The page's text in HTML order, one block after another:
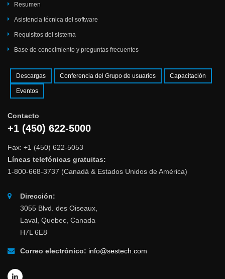
Resumen
Asistencia técnica del software
Requisitos del sistema
Base de conocimiento y preguntas frecuentes
Descargas Conferencia del Grupo de usuarios Capacitación
Eventos
Contacto
+1 (450) 622-5000
Fax: +1 (450) 622-5053
Líneas telefónicas gratuitas:
1-800-668-3737 (Canadá & Estados Unidos de América)
Dirección:
3055 Blvd. des Oiseaux,
Laval, Quebec, Canada
H7L 6E8
Correo electrónico: info@sestech.com